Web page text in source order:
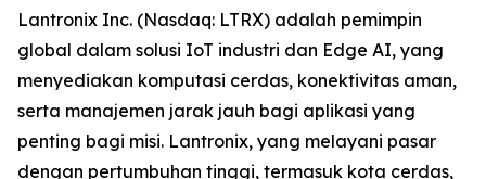
Lantronix Inc. (Nasdaq: LTRX) adalah pemimpin
global dalam solusi IoT industri dan Edge AI, yang
menyediakan komputasi cerdas, konektivitas aman,
serta manajemen jarak jauh bagi aplikasi yang
penting bagi misi. Lantronix, yang melayani pasar
dengan pertumbuhan tinggi, termasuk kota cerdas,